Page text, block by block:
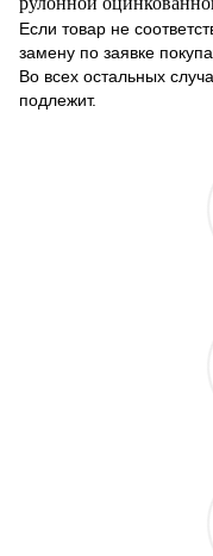
Если товар не
замену по заявке
Во всех остальных
подлежит.